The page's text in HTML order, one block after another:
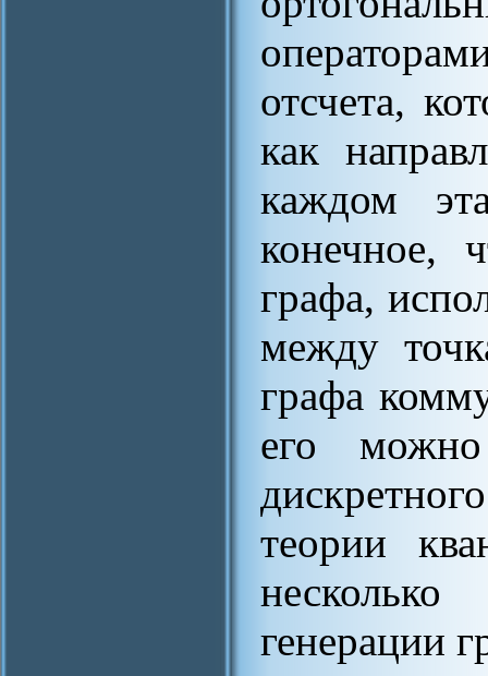
отсчета,
как
каждом
конечное,
графа,
между
графа
его можно
теории
генерации